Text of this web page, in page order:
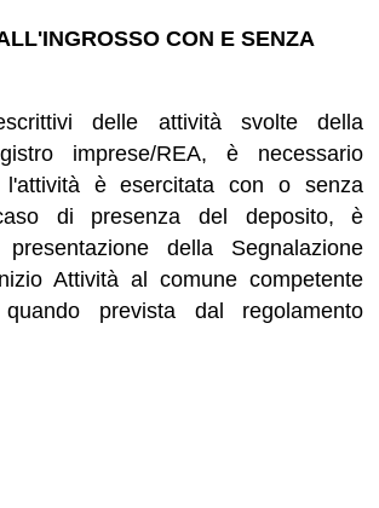
CON E SENZA
delle attività svolte della
imprese/REA, è necessario
l'attività è esercitata con o senza
di presenza del deposito, è
della Segnalazione
Attività al comune competente
prevista dal regolamento